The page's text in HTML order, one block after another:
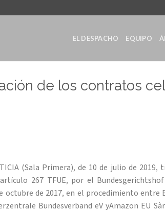
EL DESPACHO EQUIPO
de los contratos
(Sala Primera), de 10 de julio de
267 TFUE, por el
octubre de 2017, en el procedimiento entre
Bundesverband eV yAmazon EU